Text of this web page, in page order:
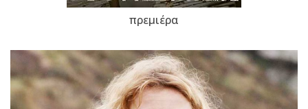
πρεμιέρα